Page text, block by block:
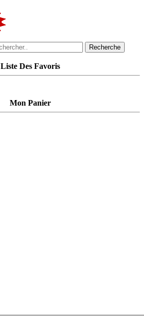
Recherche
Liste Des Favoris
Mon Panier